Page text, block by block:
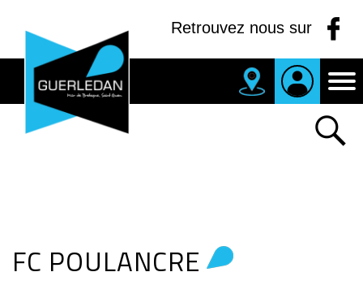
Retrouvez nous sur
FC POULANCRE